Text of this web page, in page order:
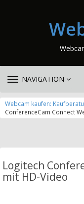
TOGGLE
NAVIGATION
Webcam kaufen:
ConferenceCam Connect
Logitech
mit HD-Video